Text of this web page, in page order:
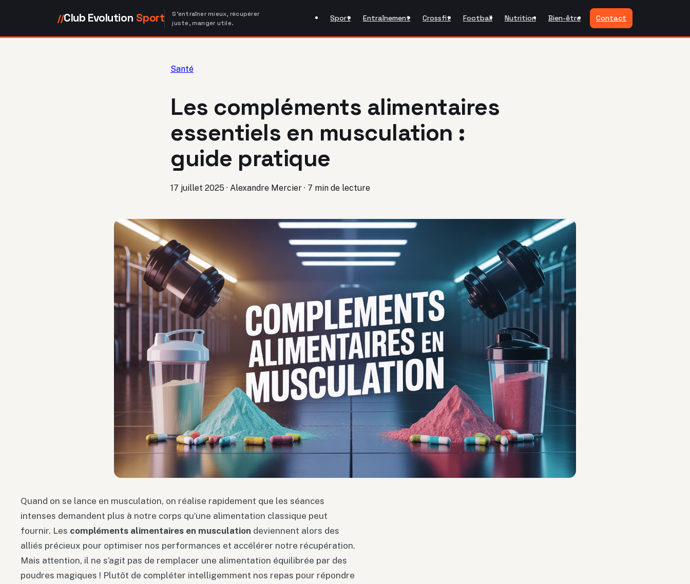
//Club Evolution Sport
S'entraîner mieux, récupérer
juste, manger utile.
Sport Entraînement Crossfit Football Nutrition Bien-être Contact
Santé
Les compléments alimentaires
essentiels en musculation :
guide pratique
17 juillet 2025 · Alexandre Mercier · 7 min de lecture
Quand on se lance en musculation, on réalise rapidement que les séances
intenses demandent plus à notre corps qu’une alimentation classique peut
fournir. Les compléments alimentaires en musculation deviennent alors des
alliés précieux pour optimiser nos performances et accélérer notre récupération.
Mais attention, il ne s’agit pas de remplacer une alimentation équilibrée par des
poudres magiques ! Plutôt de compléter intelligemment nos repas pour répondre